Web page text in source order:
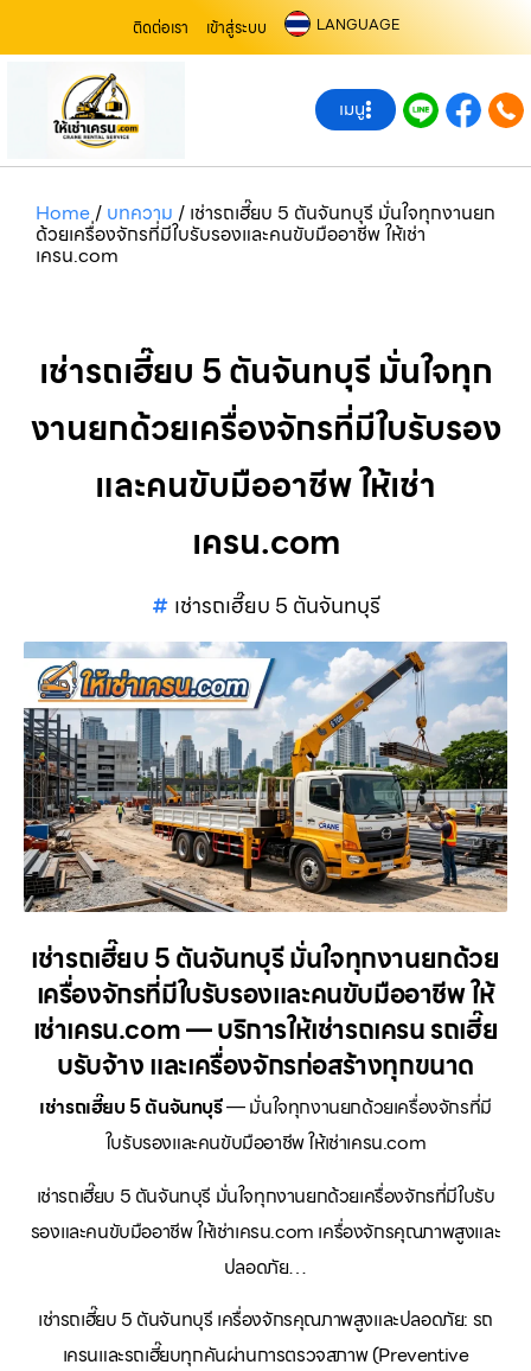
ติดต่อเรา เข้าสู่ระบบ LANGUAGE
เมนู
Home/ บทความ / เช่ารถเฮี๊ยบ 5 ตันจันทบุรี มั่นใจทุกงานยก
ด้วยเครื่องจักรที่มีใบรับรองและคนขับมืออาชีพ ให้เช่า
เครน.com
เช่ารถเฮี๊ยบ 5 ตันจันทบุรี มั่นใจทุก
งานยกด้วยเครื่องจักรที่มีใบรับรอง
และคนขับมืออาชีพ ให้เช่า
เครน.com
เช่ารถเฮี๊ยบ 5 ตันจันทบุรี
เช่ารถเฮี๊ยบ 5 ตันจันทบุรี มั่นใจทุกงานยกด้วย
เครื่องจักรที่มีใบรับรองและคนขับมืออาชีพ ให้
เช่าเครน.com — บริการให้เช่ารถเครน รถเฮี๊ย
บรับจ้าง และเครื่องจักรก่อสร้างทุกขนาด
เช่ารถเฮี๊ยบ 5 ตันจันทบุรี— มั่นใจทุกงานยกด้วยเครื่องจักรที่มี
ใบรับรองและคนขับมืออาชีพ ให้เช่าเครน.com
เช่ารถเฮี๊ยบ 5 ตันจันทบุรี มั่นใจทุกงานยกด้วยเครื่องจักรที่มีใบรับ
รองและคนขับมืออาชีพ ให้เช่าเครน.com เครื่องจักรคุณภาพสูงและ
ปลอดภัย…
เช่ารถเฮี๊ยบ 5 ตันจันทบุรี เครื่องจักรคุณภาพสูงและปลอดภัย: รถ
เครนและรถเฮี๊ยบทุกคันผ่านการตรวจสภาพ (Preventive